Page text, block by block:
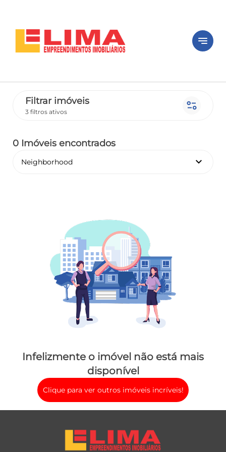
notes
Filtrar imóveis
3 filtros ativos page_info
0 Imóveis encontrados
Neighborhood keyboard_arrow_down
Infelizmente o imóvel não está mais
disponível
Clique para ver outros imóveis incríveis!